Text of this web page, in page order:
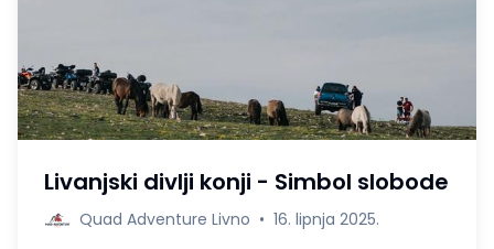
Livanjski divlji konji - Simbol slobode
Quad Adventure Livno • 16. lipnja 2025.